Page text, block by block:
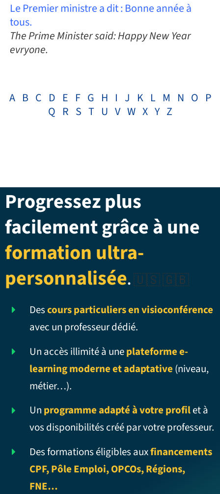
Le Premier ministre a dit : Bonne année à
tous.
The Prime Minister said: Happy New Year
evryone.
A B C D E F G H I J K L M N O P
Q R S T U V W X Y Z
Progressez plus
facilement grâce à une
formation ultra-
personnalisée.🇺🇸 🇬🇧
Descours particuliers en visioconférence
avec un professeur dédié.
Un accès illimité à uneplateforme e-
learning moderne et adaptative (niveau,
métier…).
Un programme adapté à votre profilet à
vos disponibilités créé par votre professeur.
Des formations éligibles auxfinancements
CPF, Pôle Emploi, OPCOs, Régions,
FNE…